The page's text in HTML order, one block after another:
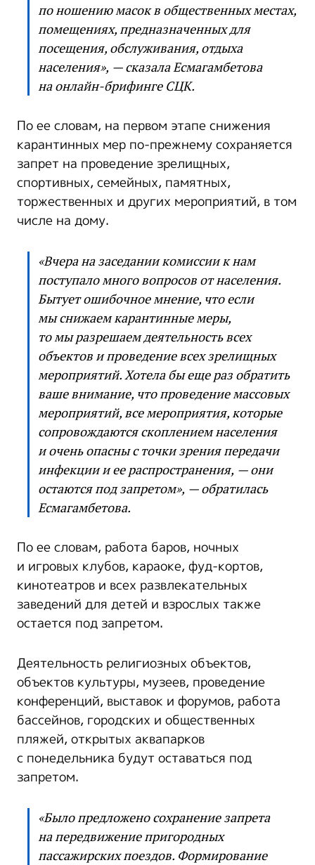
по ношению масок в общественных местах,
помещениях, предназначенных для
посещения, обслуживания, отдыха
населения», — сказала Есмагамбетова
на онлайн-брифинге СЦК.
По ее словам, на первом этапе снижения
карантинных мер по-прежнему сохраняется
запрет на проведение зрелищных,
спортивных, семейных, памятных,
торжественных и других мероприятий, в том
числе на дому.
«Вчера на заседании комиссии к нам
поступало много вопросов от населения.
Бытует ошибочное мнение, что если
мы снижаем карантинные меры,
то мы разрешаем деятельность всех
объектов и проведение всех зрелищных
мероприятий. Хотела бы еще раз обратить
ваше внимание, что проведение массовых
мероприятий, все мероприятия, которые
сопровождаются скоплением населения
и очень опасны с точки зрения передачи
инфекции и ее распространения, — они
остаются под запретом», — обратилась
Есмагамбетова.
По ее словам, работа баров, ночных
и игровых клубов, караоке, фуд-кортов,
кинотеатров и всех развлекательных
заведений для детей и взрослых также
остается под запретом.
Деятельность религиозных объектов,
объектов культуры, музеев, проведение
конференций, выставок и форумов, работа
бассейнов, городских и общественных
пляжей, открытых аквапарков
с понедельника будут оставаться под
запретом.
«Было предложено сохранение запрета
на передвижение пригородных
пассажирских поездов. Формирование